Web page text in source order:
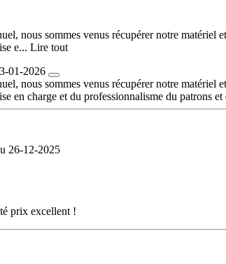
nous sommes venus récupérer notre
e... Lire tout
01-2026
nous sommes venus récupérer notre
en charge et du professionnalisme du patrons
26-12-2025
prix excellent !